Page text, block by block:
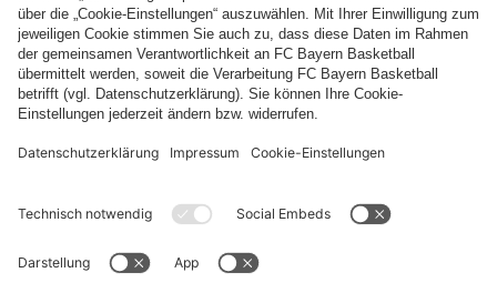
Basketball Frauen Handball Schach Schiedsrichter
Seniorenfußball
Tischtennis
Impressum Datenschutz Nutzungsbedingungen Barrierefreiheit